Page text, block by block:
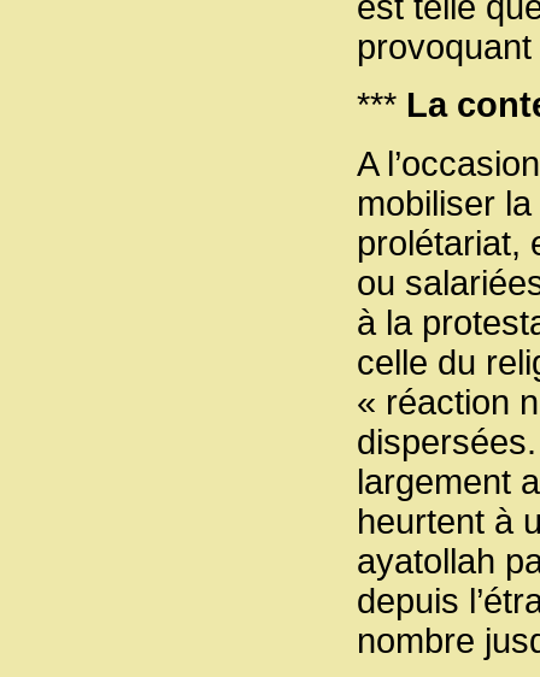
*** La
A
mobiliser
prolétariat,
ou
à la
celle du
« réaction
largement
heurtent à
ayatollah
depuis
nombre